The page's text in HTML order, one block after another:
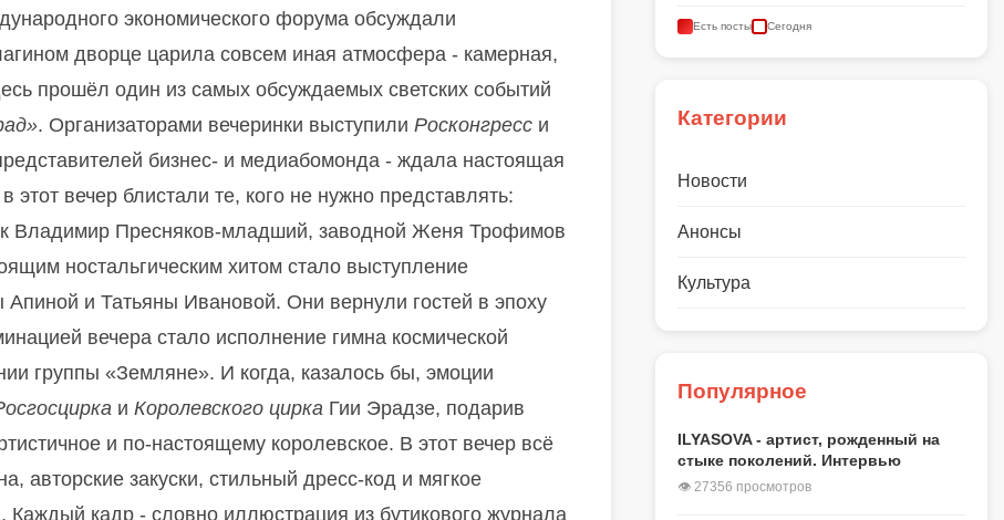
экономического форума обсуждали
дворце царила совсем иная атмосфера - камерная,
прошёл один из самых обсуждаемых светских событий
. Организаторами вечеринки выступили Росконгресс и
бизнес- и медиабомонда - ждала настоящая
вечер блистали те, кого не нужно представлять:
Владимир Пресняков-младший, заводной Женя Трофимов
ностальгическим хитом стало выступление
и Татьяны Ивановой. Они вернули гостей в эпоху
вечера стало исполнение гимна космической
группы «Земляне». И когда, казалось бы, эмоции
и Королевского цирка Гии Эрадзе, подарив
и по-настоящему королевское. В этот вечер всё
авторские закуски, стильный дресс-код и мягкое
кадр - словно иллюстрация из бутикового журнала
Есть посты Сегодня
Категории
Новости
Анонсы
Культура
Популярное
ILYASOVA - артист, рожденный на
стыке поколений. Интервью
👁 27356 просмотров